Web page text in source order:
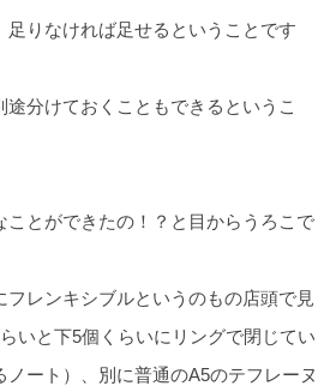
足りなければ足せるということです
分けておくこともできるというこ
ことができたの！？と目からうろこで
フレンキシブルというのもの店頭で見
いと下5個くらいにリングで閉じてい
ート）、別に普通のA5のテフレーヌ